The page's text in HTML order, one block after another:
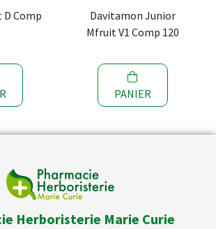
Comp
Davitamon Junior
Mfruit V1 Comp 120
PANIER
Herboristerie Marie Curie